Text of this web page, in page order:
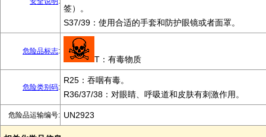
签）。
S37/39：使用合适的手套和防护眼镜或者面罩。
危险品标志:
T：有毒物质
危险类别码:
R25：吞咽有毒。
R36/37/38：对眼睛、呼吸道和皮肤有刺激作用。
危险品运输编号: UN2923